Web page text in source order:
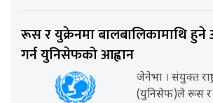
रूस र युक्रेनमा बालबालिकामाथि
गर्न युनिसेफको आह्वान
जेनेभा । संयुक्त
(युनिसेफ)ले रूस र